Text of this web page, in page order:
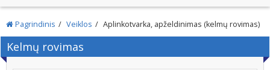
Pagrindinis Veiklos Aplinkotvarka, apželdinimas (kelmų rovimas)
Kelmų rovimas